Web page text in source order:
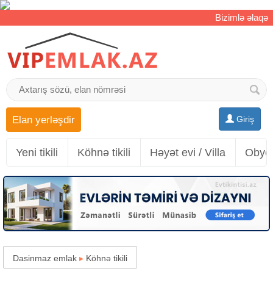
Bizimlə əlaqə
Giriş
Elan yerləşdir
Yeni tikili Köhnə tikili Həyət evi / Villa
Dasinmaz emlak ▸ Köhnə tikili